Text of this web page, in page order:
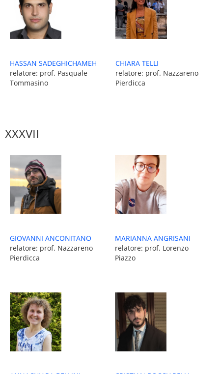
HASSAN SADEGHICHAMEH
relatore: prof. Pasquale
Tommasino
CHIARA TELLI
relatore: prof. Nazzareno
Pierdicca
XXXVII
GIOVANNI ANCONITANO
relatore: prof. Nazzareno
Pierdicca
MARIANNA ANGRISANI
relatore: prof. Lorenzo
Piazzo